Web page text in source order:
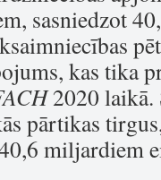
sasniedzot
kas tika
2020 laikā.
pārtikas
miljardiem